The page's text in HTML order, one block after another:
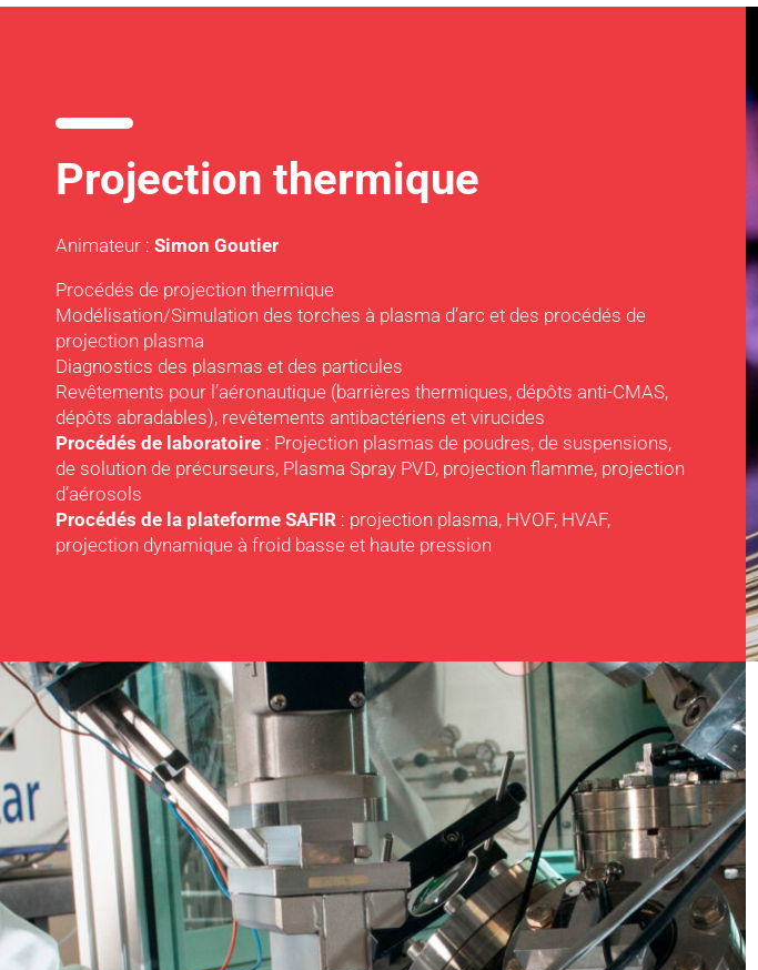
Projection thermique
​Animateur : Simon Goutier
Procédés de projection thermique
Modélisation/Simulation des torches à plasma d’arc et des procédés de
projection plasma
Diagnostics des plasmas et des particules
Revêtements pour l’aéronautique (barrières thermiques, dépôts anti-CMAS,
dépôts abradables), revêtements antibactériens et virucides
Procédés de laboratoire : Projection plasmas de poudres, de suspensions,
de solution de précurseurs, Plasma Spray PVD, projection flamme, projection
d’aérosols
Procédés de la plateforme SAFIR : projection plasma, HVOF, HVAF,
projection dynamique à froid basse et haute pression